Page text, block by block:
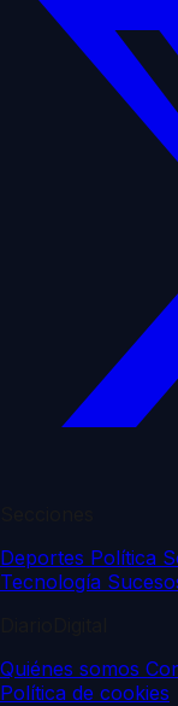
Deportes Política
Tecnología
Quiénes somos
Política de cookies